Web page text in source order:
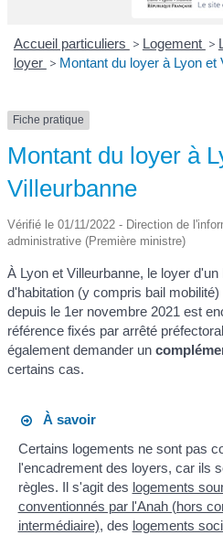
Accueil particuliers > Logement >
loyer > Montant du loyer à Lyon et
Fiche pratique
Montant du loyer à
Villeurbanne
Vérifié le 01/11/2022 - Direction de
administrative (Première ministre)
À Lyon et Villeurbanne, le loyer
d'habitation (y compris bail
depuis le 1er novembre 2021 est
référence fixés par arrêté
également demander un
certains cas.
À savoir
Certains logements ne sont pas
l'encadrement des loyers, car ils
règles. Il s'agit des logements
conventionnés par l'Anah (hors
intermédiaire), des logements